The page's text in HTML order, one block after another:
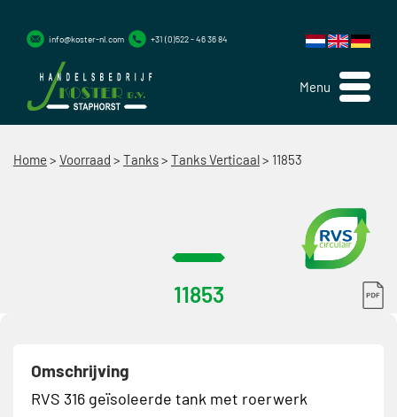
Menu
info@koster-nl.com +31 (0)522 - 46 36 84
Home > Voorraad > Tanks> Tanks Verticaal> 11853
11853
Omschrijving
RVS 316 geïsoleerde tank met roerwerk